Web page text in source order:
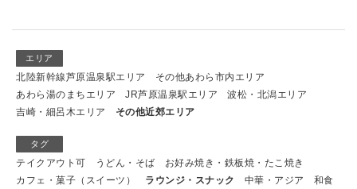
エリア
北陸新幹線芦原温泉駅エリア
その他あわら市内エリア
あわら湯のまちエリア
JR芦原温泉駅エリア
波松・北潟エリア
吉崎・細呂木エリア
その他近郊エリア
タグ
テイクアウト可 うどん・そば
お好み焼き・鉄板焼・たこ焼き
カフェ・菓子（スイーツ）
ラウンジ・スナック 中華・アジア
和食